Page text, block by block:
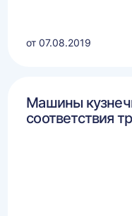
от 07.08.2019
Машины
соответствия